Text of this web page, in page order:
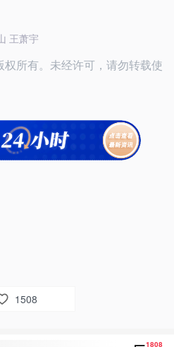
王萧宇
所有。未经许可，请勿转载使
1508
1808